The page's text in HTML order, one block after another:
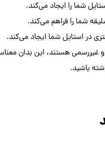
شما را ایجاد می‌کند.
شما را فراهم می‌کند.
در استایل شما ایجاد می‌کند.
غیررسمی هستند، این بدان
باشید.